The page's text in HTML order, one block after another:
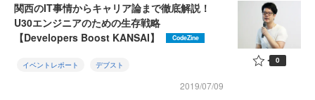
関西のIT事情からキャリア論まで徹底解説！
U30エンジニアのための生存戦略
【Developers Boost KANSAI】
CodeZine
イベントレポート デブスト
2019/07/09
0